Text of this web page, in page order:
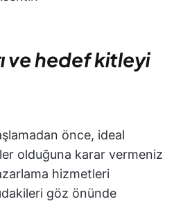
ve hedef kitleyi
önce, ideal
olduğuna karar vermeniz
hizmetleri
göz önünde